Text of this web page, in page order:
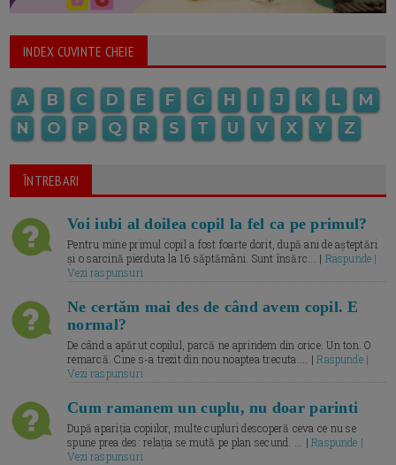
INDEX CUVINTE CHEIE
A B C D E F G H I J K L
M
N
O P Q R S T U V X Y Z
ÎNTREBARI
Voi iubi al doilea copil la fel ca pe primul?
Pentru mine primul copil a fost foarte dorit, după ani de așteptări
și o sarcină pierduta la 16 săptămâni. Sunt însărc... | Raspunde |
Vezi raspunsuri
Ne certăm mai des de când avem copil. E
normal?
De când a apărut copilul, parcă ne aprindem din orice. Un ton. O
remarcă. Cine s-a trezit din nou noaptea trecuta.... |Raspunde |
Vezi raspunsuri
Cum ramanem un cuplu, nu doar parinti
După apariția copiilor, multe cupluri descoperă ceva ce nu se
spune prea des: relația se mută pe plan secund. ... |Raspunde |
Vezi raspunsuri